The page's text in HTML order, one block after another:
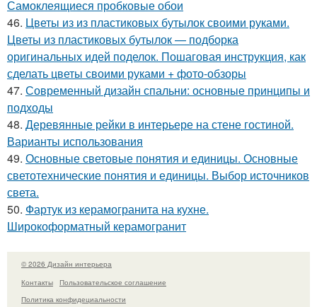
Самоклеящиеся пробковые обои
46. Цветы из из пластиковых бутылок своими руками.
Цветы из пластиковых бутылок — подборка
оригинальных идей поделок. Пошаговая инструкция, как
сделать цветы своими руками + фото-обзоры
47. Современный дизайн спальни: основные принципы и
подходы
48. Деревянные рейки в интерьере на стене гостиной.
Варианты использования
49. Основные световые понятия и единицы. Основные
светотехнические понятия и единицы. Выбор источников
света.
50. Фартук из керамогранита на кухне.
Широкоформатный керамогранит
© 2026 Дизайн интерьера
Контакты
Пользовательское соглашение
Политика конфидециальности